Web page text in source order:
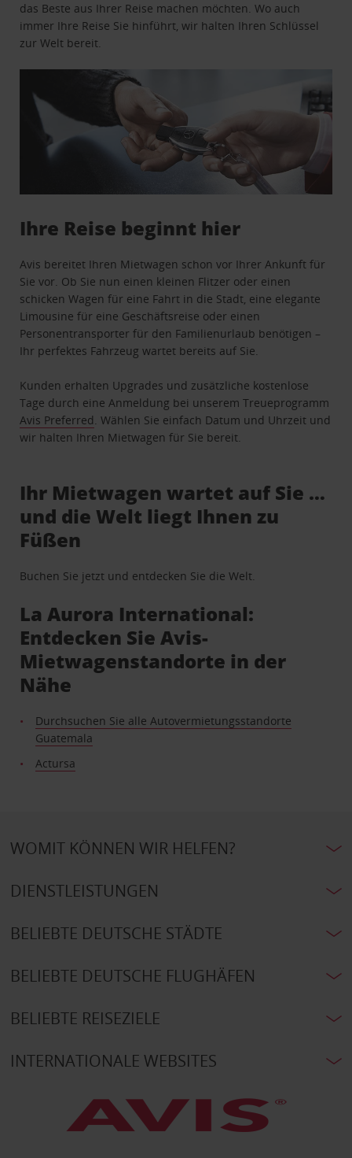
das Beste aus Ihrer Reise machen möchten. Wo auch
immer Ihre Reise Sie hinführt, wir halten Ihren Schlüssel
zur Welt bereit.
Ihre Reise beginnt hier
Avis bereitet Ihren Mietwagen schon vor Ihrer Ankunft für
Sie vor. Ob Sie nun einen kleinen Flitzer oder einen
schicken Wagen für eine Fahrt in die Stadt, eine elegante
Limousine für eine Geschäftsreise oder einen
Personentransporter für den Familienurlaub benötigen –
Ihr perfektes Fahrzeug wartet bereits auf Sie.
Kunden erhalten Upgrades und zusätzliche kostenlose
Tage durch eine Anmeldung bei unserem Treueprogramm
Avis Preferred . Wählen Sie einfach Datum und Uhrzeit und
wir halten Ihren Mietwagen für Sie bereit.
Ihr Mietwagen wartet auf Sie …
und die Welt liegt Ihnen zu
Füßen
Buchen Sie jetzt und entdecken Sie die Welt.
La Aurora International:
Entdecken Sie Avis-
Mietwagenstandorte in der
Nähe
Durchsuchen Sie alle Autovermietungsstandorte
Guatemala
Actursa
WOMIT KÖNNEN WIR HELFEN?
DIENSTLEISTUNGEN
BELIEBTE DEUTSCHE STÄDTE
BELIEBTE DEUTSCHE FLUGHÄFEN
BELIEBTE REISEZIELE
INTERNATIONALE WEBSITES